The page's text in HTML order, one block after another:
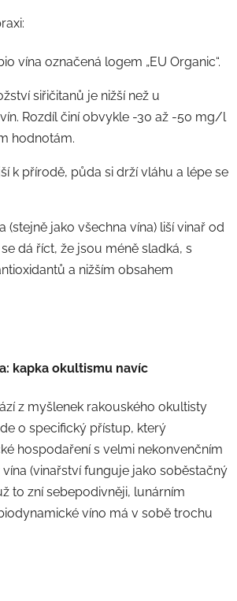
vína označená logem „EU Organic“.
siřičitanů je nižší než u
Rozdíl činí obvykle -30 až -50 mg/l
hodnotám.
k přírodě, půda si drží vláhu a lépe se
(stejně jako všechna vína) liší vinař od
dá říct, že jsou méně sladká, s
a nižším obsahem
kapka okultismu navíc
z myšlenek rakouského okultisty
o specifický přístup, který
hospodaření s velmi nekonvenčním
(vinařství funguje jako soběstačný
to zní sebepodivněji, lunárním
víno má v sobě trochu